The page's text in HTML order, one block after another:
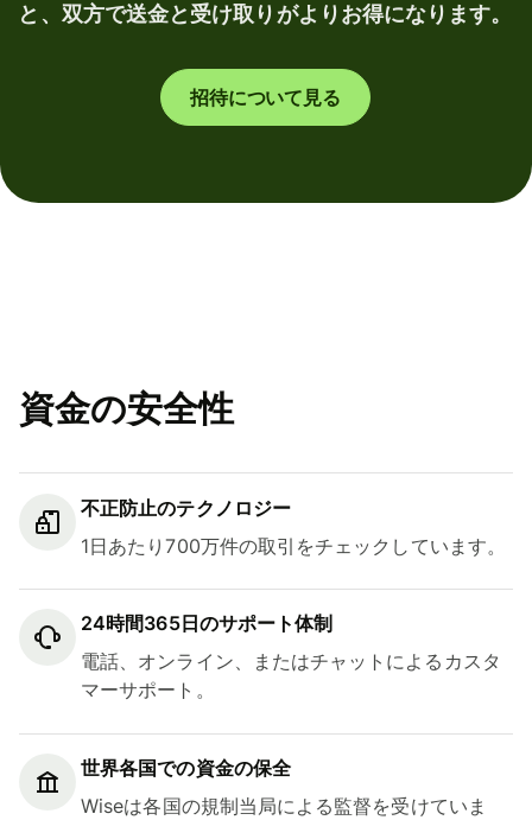
と、双方で送金と受け取りがよりお得になります。
招待について見る
資金の安全性
不正防止のテクノロジー
1日あたり700万件の取引をチェックしています。
24時間365日のサポート体制
電話、オンライン、またはチャットによるカスタ
マーサポート。
世界各国での資金の保全
Wiseは各国の規制当局による監督を受けていま